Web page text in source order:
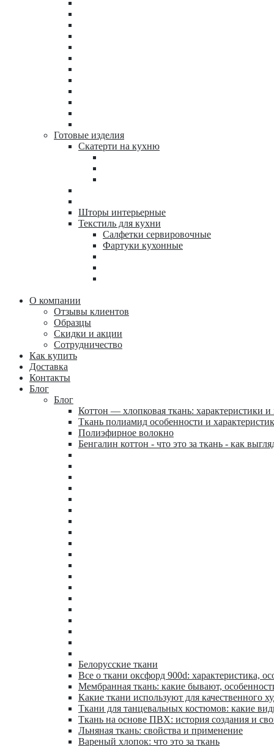
Готовые изделия
Скатерти на кухню
Шторы интерьерные
Текстиль для кухни
Салфетки сервировочные
Фартуки кухонные
О компании
Отзывы клиентов
Образцы
Скидки и акции
Сотрудничество
Как купить
Доставка
Контакты
Блог
Блог
Коттон — хлопковая ткань: характеристики и
Ткань полиамид особенности и
Полиэфирное волокно
Бенгалин коттон - что это за ткань - как
Белорусские ткани
Все о ткани оксфорд 900d: характеристика,
Мембранная ткань: какие бывают,
Какие ткани используют для качественного
Ткани для танцевальных костюмов: какие
Ткань на основе ПВХ: история создания и
Льняная ткань: свойства и применение
Вареный хлопок: что это за ткань